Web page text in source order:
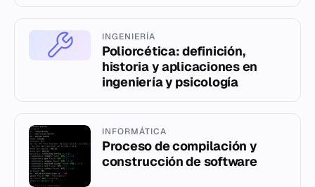
INGENIERÍA
Poliorcética: definición,
historia y aplicaciones en
ingeniería y psicología
INFORMÁTICA
Proceso de compilación y
construcción de software